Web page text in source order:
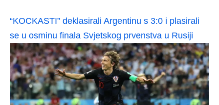
“KOCKASTI” deklasirali Argentinu s 3:0 i plasirali
se u osminu finala Svjetskog prvenstva u Rusiji